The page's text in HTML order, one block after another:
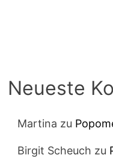
Neueste
Martina zu
Birgit Scheuch zu